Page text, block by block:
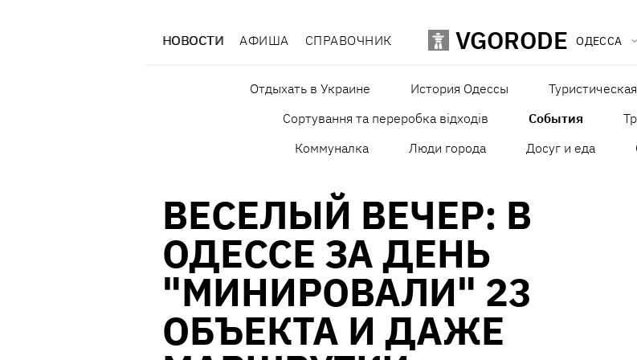
НОВОСТИ АФИША СПРАВОЧНИК VGORODE ОДЕССА
Отдыхать в Украине История Одессы
Сортування та переробка відходів
События
Коммуналка
Люди города Досуг и еда
ВЕСЕЛЫЙ ВЕЧЕР: В
ОДЕССЕ ЗА ДЕНЬ
"МИНИРОВАЛИ" 23
ОБЪЕКТА И ДАЖЕ